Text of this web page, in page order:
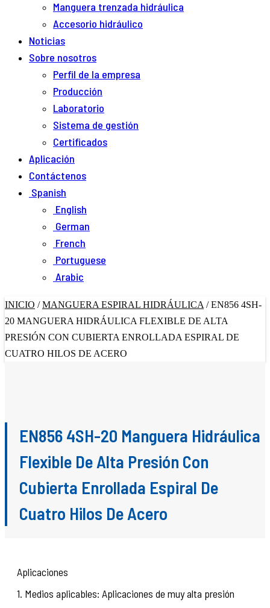
Manguera trenzada hidráulica
Accesorio hidráulico
Noticias
Sobre nosotros
Perfil de la empresa
Producción
Laboratorio
Sistema de gestión
Certificados
Aplicación
Contáctenos
Spanish
English
German
French
Portuguese
Arabic
INICIO /MANGUERA ESPIRAL HIDRÁULICA /EN856 4SH-
20 MANGUERA HIDRÁULICA FLEXIBLE DE ALTA
PRESIÓN CON CUBIERTA ENROLLADA ESPIRAL DE
CUATRO HILOS DE ACERO
EN856 4SH-20 Manguera Hidráulica
Flexible De Alta Presión Con
Cubierta Enrollada Espiral De
Cuatro Hilos De Acero
Aplicaciones
1. Medios aplicables: Aplicaciones de muy alta presión